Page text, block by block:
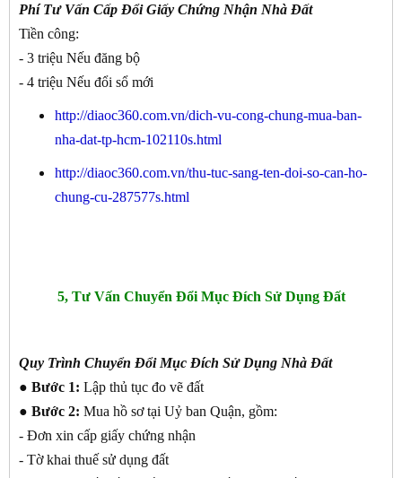
Phí Tư Vấn Cấp Đổi Giấy Chứng Nhận Nhà Đất
Tiền công:
- 3 triệu Nếu đăng bộ
- 4 triệu Nếu đổi sổ mới
http://diaoc360.com.vn/dich-vu-cong-chung-mua-ban-
nha-dat-tp-hcm-102110s.html
http://diaoc360.com.vn/thu-tuc-sang-ten-doi-so-can-ho-
chung-cu-287577s.html
5, Tư Vấn Chuyển Đổi Mục Đích Sử Dụng Đất
Quy Trình Chuyển Đổi Mục Đích Sử Dụng Nhà Đất
● Bước 1: Lập thủ tục đo vẽ đất
● Bước 2: Mua hồ sơ tại Uỷ ban Quận, gồm:
- Đơn xin cấp giấy chứng nhận
- Tờ khai thuế sử dụng đất